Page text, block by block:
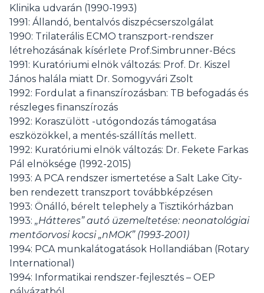
Klinika udvarán (1990-1993)
1991: Állandó, bentalvós diszpécserszolgálat
1990: Trilaterális ECMO transzport-rendszer
létrehozásának kísérlete Prof.Simbrunner-Bécs
1991: Kuratóriumi elnök változás: Prof. Dr. Kiszel
János halála miatt Dr. Somogyvári Zsolt
1992: Fordulat a finanszírozásban: TB befogadás és
részleges finanszírozás
1992: Koraszülött -utógondozás támogatása
eszközökkel, a mentés-szállítás mellett.
1992: Kuratóriumi elnök változás: Dr. Fekete Farkas
Pál elnöksége (1992-2015)
1993: A PCA rendszer ismertetése a Salt Lake City-
ben rendezett transzport továbbképzésen
1993: Önálló, bérelt telephely a Tisztikórházban
1993: „Hátteres” autó üzemeltetése: neonatológiai
mentőorvosi kocsi „nMOK” (1993-2001)
1994: PCA munkalátogatások Hollandiában (Rotary
International)
1994: Informatikai rendszer-fejlesztés – OEP